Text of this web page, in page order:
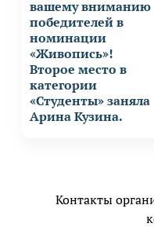
вашему вниманию
победителей в
номинации
«Живопись»!
Второе место в
категории
«Студенты» заняла
Арина Кузина.
Контакты